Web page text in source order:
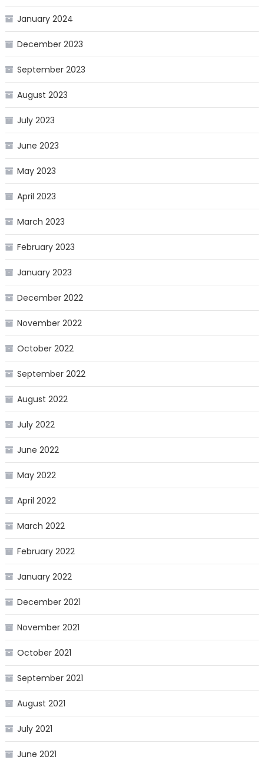
January 2024
December 2023
September 2023
August 2023
July 2023
June 2023
May 2023
April 2023
March 2023
February 2023
January 2023
December 2022
November 2022
October 2022
September 2022
August 2022
July 2022
June 2022
May 2022
April 2022
March 2022
February 2022
January 2022
December 2021
November 2021
October 2021
September 2021
August 2021
July 2021
June 2021